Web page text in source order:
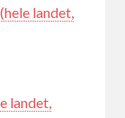
landet,
landet,